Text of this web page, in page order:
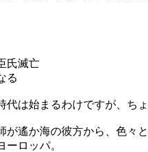
氏滅亡
る
代は始まるわけですが、ち
が遙か海の彼方から、色々
ロッパ。